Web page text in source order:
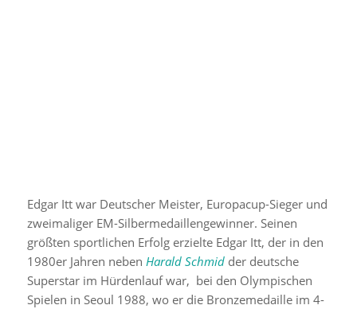
Edgar Itt war Deutscher Meister, Europacup-Sieger und
zweimaliger EM-Silbermedaillengewinner. Seinen
größten sportlichen Erfolg erzielte Edgar Itt, der in den
1980er Jahren neben Harald Schmidder deutsche
Superstar im Hürdenlauf war, bei den Olympischen
Spielen in Seoul 1988, wo er die Bronzemedaille im 4-